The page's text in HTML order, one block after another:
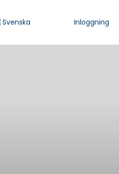
Svenska Inloggning